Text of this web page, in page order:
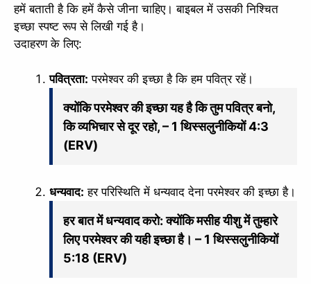
हमें बताती है कि हमें कैसे जीना चाहिए। बाइबल में उसकी निश्चित
इच्छा स्पष्ट रूप से लिखी गई है।
उदाहरण के लिए:
पवित्रता: परमेश्वर की इच्छा है कि हम पवित्र रहें।
क्योंकि परमेश्वर की इच्छा यह है कि तुम पवित्र बनो,
कि व्यभिचार से दूर रहो, – 1 थिस्सलुनीकियों 4:3
(ERV)
धन्यवाद: हर परिस्थिति में धन्यवाद देना परमेश्वर की इच्छा है।
हर बात में धन्यवाद करो: क्योंकि मसीह यीशु में तुम्हारे
लिए परमेश्वर की यही इच्छा है। – 1 थिस्सलुनीकियों
5:18 (ERV)